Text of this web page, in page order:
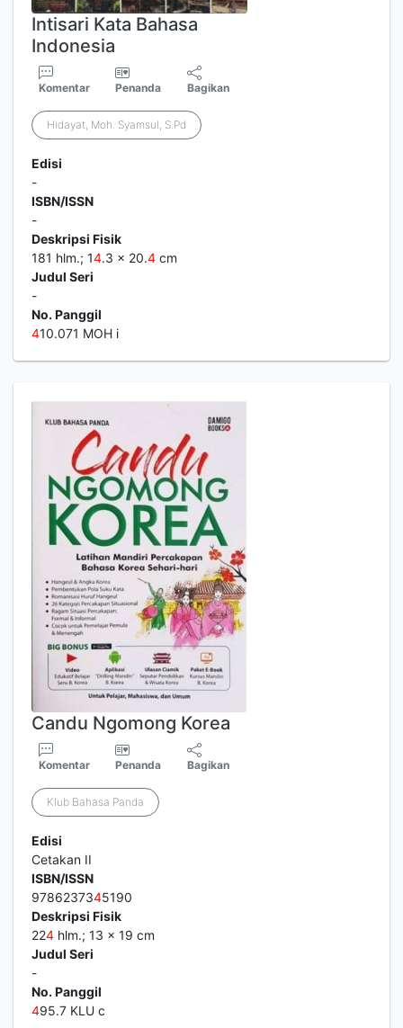
Intisari Kata Bahasa
Indonesia
Komentar Penanda Bagikan
Hidayat, Moh. Syamsul, S.Pd
Edisi
-
ISBN/ISSN
-
Deskripsi Fisik
181 hlm.; 14.3 x 20.4 cm
Judul Seri
-
No. Panggil
410.071 MOH i
Candu Ngomong Korea
Komentar Penanda Bagikan
Klub Bahasa Panda
Edisi
Cetakan II
ISBN/ISSN
9786237345190
Deskripsi Fisik
224 hlm.; 13 x 19 cm
Judul Seri
-
No. Panggil
495.7 KLU c